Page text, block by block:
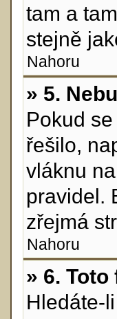
tam a
stejně
Nahoru
» 5.
Pokud
řešilo,
vláknu
pravidel.
zřejmá
Nahoru
» 6.
Hledáte-